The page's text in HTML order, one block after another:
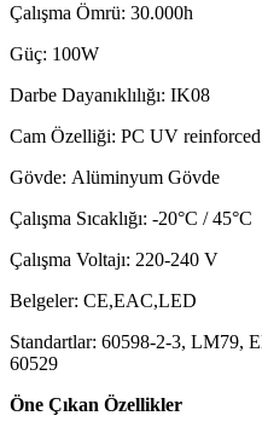
Çalışma Ömrü: 30.000h
Güç: 100W
Darbe Dayanıklılığı: IK08
Cam Özelliği: PC UV reinforced
Gövde: Alüminyum Gövde
Çalışma Sıcaklığı: -20°C / 45°C
Çalışma Voltajı: 220-240 V
Belgeler: CE,EAC,LED
Standartlar: 60598-2-3, LM79,
60529
Öne Çıkan Özellikler